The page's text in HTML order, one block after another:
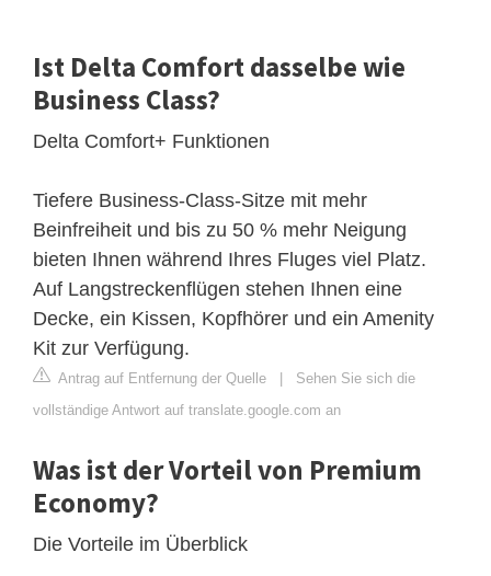
Ist Delta Comfort dasselbe wie
Business Class?
Delta Comfort+ Funktionen
Tiefere Business-Class-Sitze mit mehr
Beinfreiheit und bis zu 50 % mehr Neigung
bieten Ihnen während Ihres Fluges viel Platz.
Auf Langstreckenflügen stehen Ihnen eine
Decke, ein Kissen, Kopfhörer und ein Amenity
Kit zur Verfügung.
Antrag auf Entfernung der Quelle | Sehen Sie sich die
vollständige Antwort auf translate.google.com an
Was ist der Vorteil von Premium
Economy?
Die Vorteile im Überblick